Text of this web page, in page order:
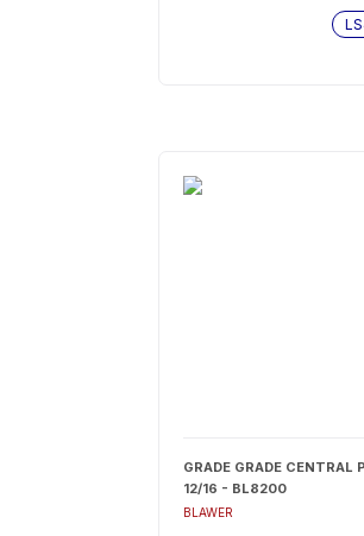
GRADE GRADE CENTRAL
12/16 - BL8200
BLAWER